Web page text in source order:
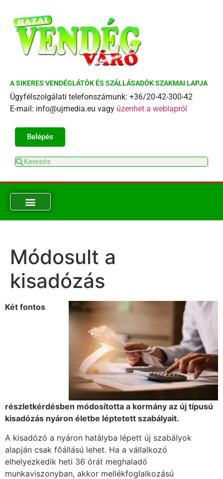
A SIKERES VENDÉGLÁTÓK ÉS SZÁLLÁSADÓK SZAKMAI LAPJA
Ügyfélszolgálati telefonszámunk: +36/20-42-300-42
E-mail: info@ujmedia.eu vagy üzenhet a weblapról
Belépés
Módosult a
kisadózás
Két fontos
részletkérdésben módosította a kormány az új típusú
kisadózás nyáron életbe léptetett szabályait.
A kisadózó a nyáron hatályba lépett új szabályok
alapján csak főállású lehet. Ha a vállalkozó
elhelyezkedik heti 36 órát meghaladó
munkaviszonyban, akkor mellékfoglalkozású